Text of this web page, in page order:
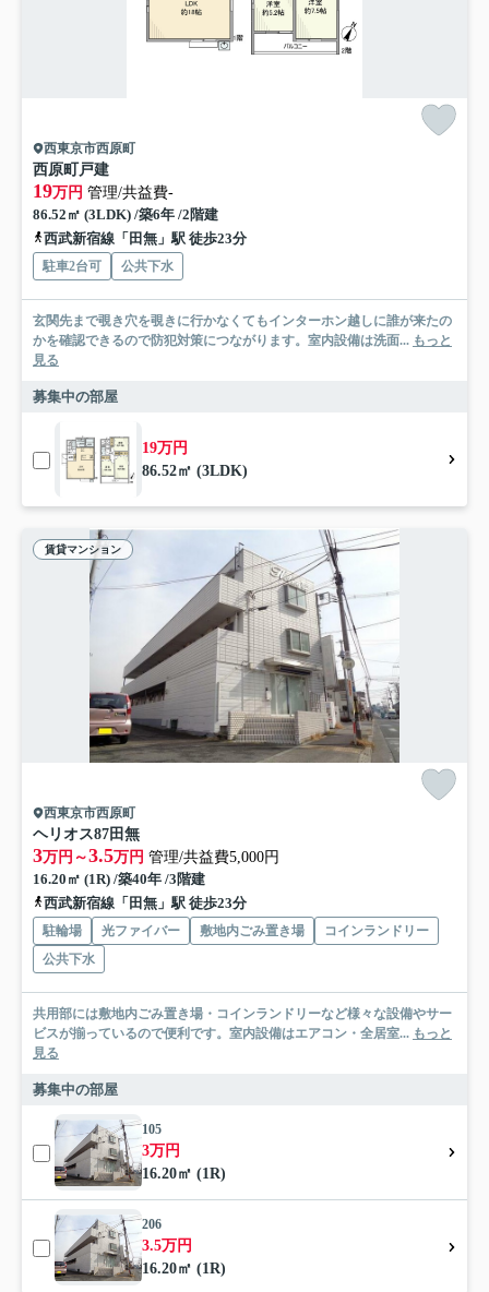
西東京市西原町
西原町戸建
19万円 管理/共益費-
86.52㎡ (3LDK) /築6年 /2階建
西武新宿線「田無」駅 徒歩23分
駐車2台可 公共下水
玄関先まで覗き穴を覗きに行かなくてもインターホン越しに誰が来たの
かを確認できるので防犯対策につながります。室内設備は洗面... もっと
見る
募集中の部屋
19万円
86.52㎡ (3LDK)
賃貸マンション
西東京市西原町
ヘリオス87田無
3万円～3.5万円 管理/共益費5,000円
16.20㎡ (1R) /築40年 /3階建
西武新宿線「田無」駅 徒歩23分
駐輪場 光ファイバー 敷地内ごみ置き場
コインランドリー
公共下水
共用部には敷地内ごみ置き場・コインランドリーなど様々な設備やサー
ビスが揃っているので便利です。室内設備はエアコン・全居室... もっと
見る
募集中の部屋
105
3万円
16.20㎡ (1R)
206
3.5万円
16.20㎡ (1R)